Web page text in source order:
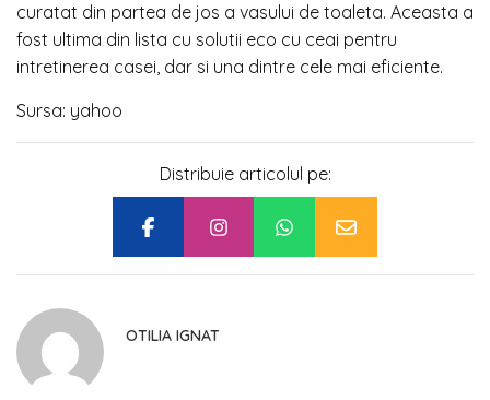
curatat din partea de jos a vasului de toaleta. Aceasta a
fost ultima din lista cu solutii eco cu ceai pentru
intretinerea casei, dar si una dintre cele mai eficiente.
Sursa: yahoo
Distribuie articolul pe:
OTILIA IGNAT